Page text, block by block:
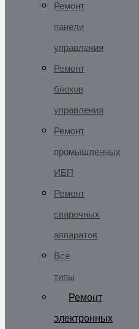
Ремонт
панели
управления
Ремонт
блоков
управления
Ремонт
промышленных
ИБП
Ремонт
сварочных
аппаратов
Все
типы
Ремонт
электронных